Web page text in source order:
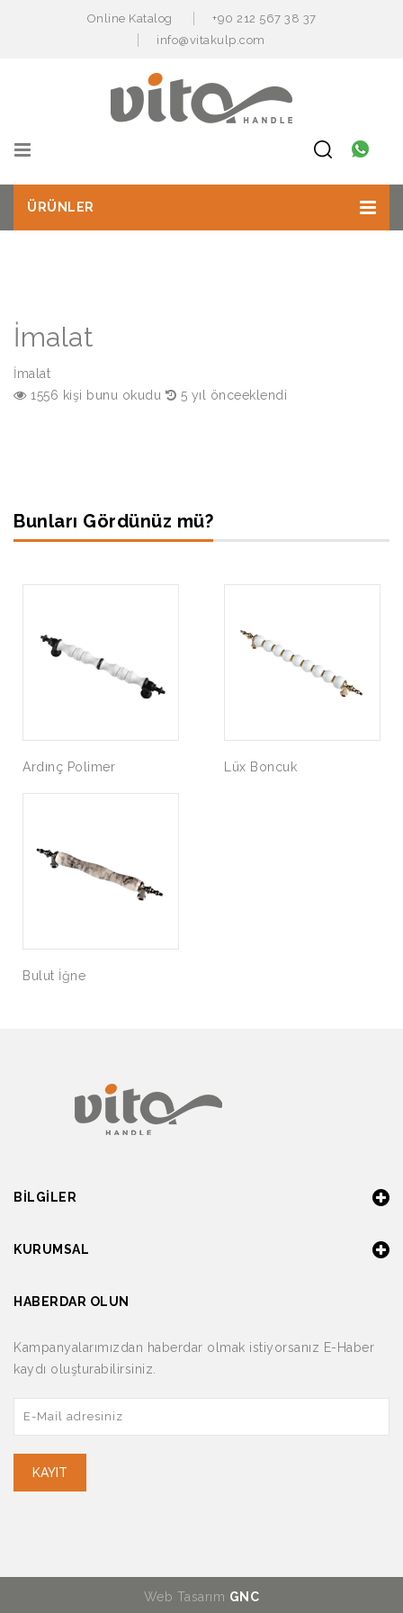
Online Katalog
+90 212 567 38 37
info@vitakulp.com
ÜRÜNLER
İmalat
İmalat
1556 kişi bunu okudu
5 yıl önceeklendi
Bunları Gördünüz mü?
Ardınç Polimer Lüx Boncuk
Bulut İğne
BILGILER
KURUMSAL
HABERDAR OLUN
Kampanyalarımızdan haberdar olmak istiyorsanız E-Haber
kaydı oluşturabilirsiniz.
KAYIT
Web Tasarım GNC